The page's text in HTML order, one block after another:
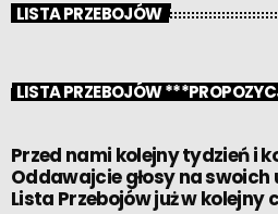
LISTA PRZEBOJÓW
LISTA PRZEBOJÓW
Przed nami kolejny tydzień i
Oddawajcie głosy na
Lista Przebojów już w kolejny